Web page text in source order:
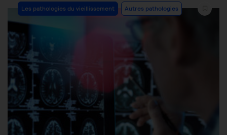
Les pathologies du vieillissement Autres pathologies